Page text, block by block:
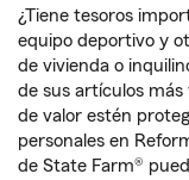
¿Tiene tesoros
equipo deportivo y
de vivienda o
de sus artículos más
de valor estén
personales en
de State Farm®